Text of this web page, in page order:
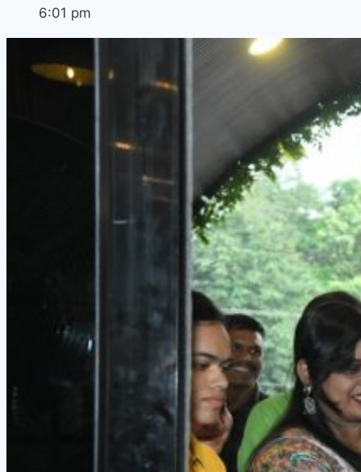
6:01 pm